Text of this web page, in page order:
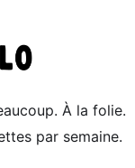
À la folie.
par semaine.